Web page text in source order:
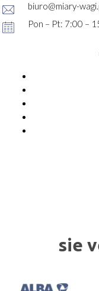
biuro@miary-
Pon – Pt: 7:00 –
sie